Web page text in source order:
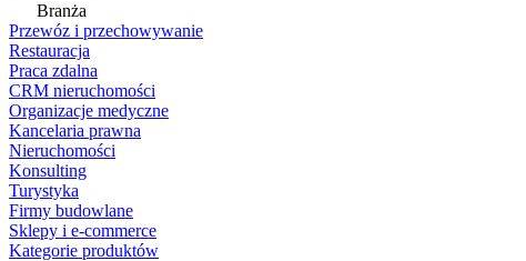
Branża
Przewóz i przechowywanie
Restauracja
Praca zdalna
CRM nieruchomości
Organizacje medyczne
Kancelaria prawna
Nieruchomości
Konsulting
Turystyka
Firmy budowlane
Sklepy i e-commerce
Kategorie produktów